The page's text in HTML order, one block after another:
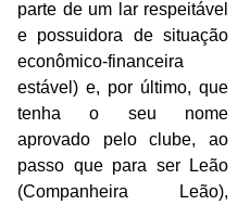
parte de um lar respeitável
e possuidora de situação
econômico-financeira
estável) e, por último, que
tenha o seu nome
aprovado pelo clube, ao
passo que para ser Leão
(Companheira Leão),